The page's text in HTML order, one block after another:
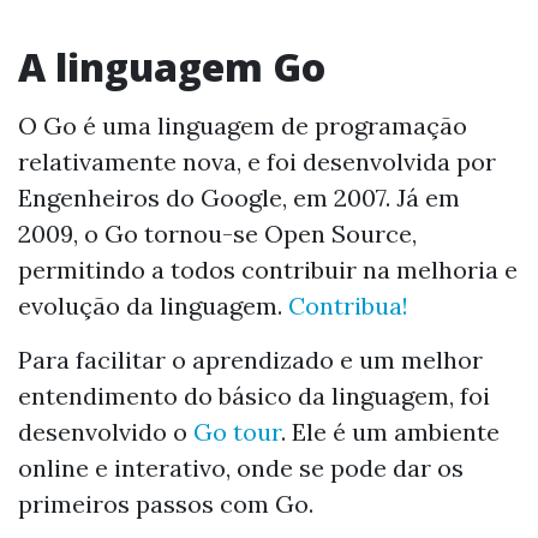
A linguagem Go
O Go é uma linguagem de programação
relativamente nova, e foi desenvolvida por
Engenheiros do Google, em 2007. Já em
2009, o Go tornou-se Open Source,
permitindo a todos contribuir na melhoria e
evolução da linguagem. Contribua!
Para facilitar o aprendizado e um melhor
entendimento do básico da linguagem, foi
desenvolvido o Go tour. Ele é um ambiente
online e interativo, onde se pode dar os
primeiros passos com Go.